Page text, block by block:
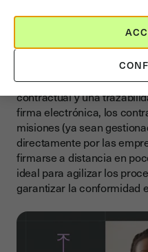
Simplifica la
misiones
El uso de personal
contractual y una
firma electrónica, los
misiones (ya sean
directamente por las
firmarse a distancia en
ideal para agilizar los
garantizar la conformidad